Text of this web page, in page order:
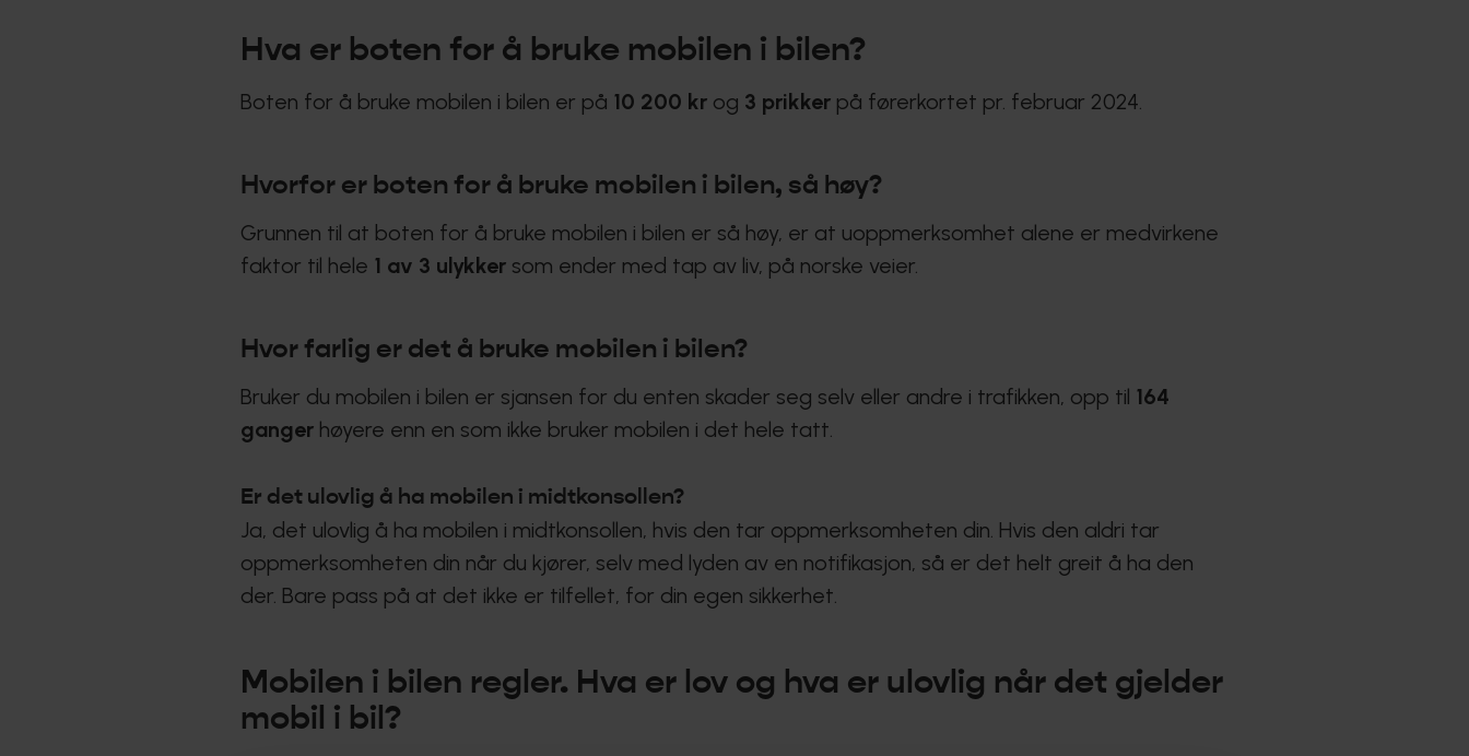
Hva er boten for å bruke mobilen i bilen?
Boten for å bruke mobilen i bilen er på 10 200 kr og 3 prikker på førerkortet pr. februar 2024.
Hvorfor er boten for å bruke mobilen i bilen, så høy?
Grunnen til at boten for å bruke mobilen i bilen er så høy, er at uoppmerksomhet alene er medvirkene
faktor til hele 1 av 3 ulykker som ender med tap av liv, på norske veier.
Hvor farlig er det å bruke mobilen i bilen?
Bruker du mobilen i bilen er sjansen for du enten skader seg selv eller andre i trafikken, opp til 164
ganger høyere enn en som ikke bruker mobilen i det hele tatt.
Er det ulovlig å ha mobilen i midtkonsollen?
Ja, det ulovlig å ha mobilen i midtkonsollen, hvis den tar oppmerksomheten din. Hvis den aldri tar
oppmerksomheten din når du kjører, selv med lyden av en notifikasjon, så er det helt greit å ha den
der. Bare pass på at det ikke er tilfellet, for din egen sikkerhet.
Mobilen i bilen regler. Hva er lov og hva er ulovlig når det gjelder
mobil i bil?